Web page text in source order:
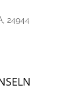
24944